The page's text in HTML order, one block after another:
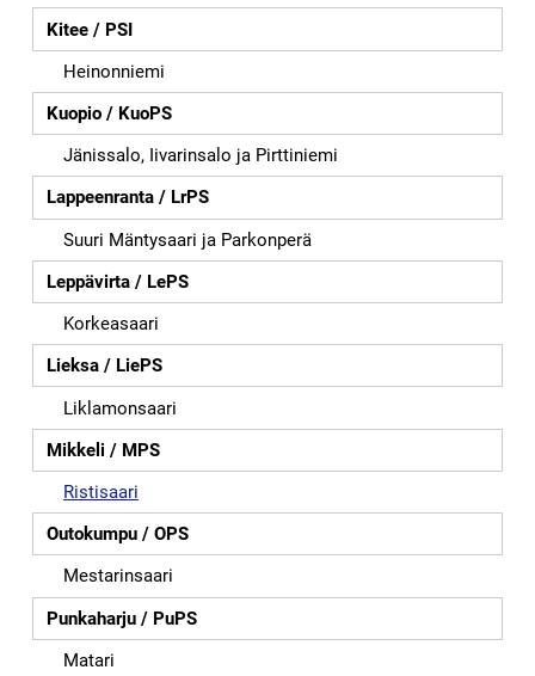
Kitee / PSI
Heinonniemi
Kuopio / KuoPS
Jänissalo, Iivarinsalo ja Pirttiniemi
Lappeenranta / LrPS
Suuri Mäntysaari ja Parkonperä
Leppävirta / LePS
Korkeasaari
Lieksa / LiePS
Liklamonsaari
Mikkeli / MPS
Ristisaari
Outokumpu / OPS
Mestarinsaari
Punkaharju / PuPS
Matari